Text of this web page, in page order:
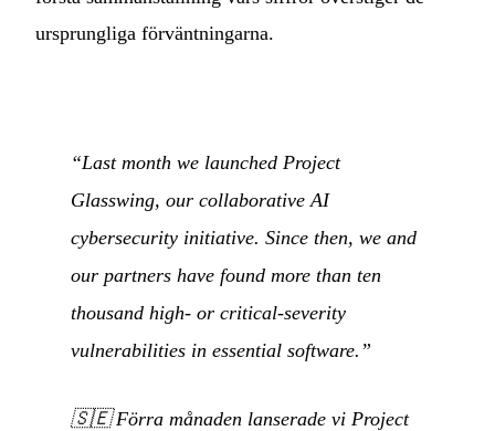
ursprungliga förväntningarna.
“Last month we launched Project
Glasswing, our collaborative AI
cybersecurity initiative. Since then, we and
our partners have found more than ten
thousand high- or critical-severity
vulnerabilities in essential software.”
🇸🇪Förra månaden lanserade vi Project